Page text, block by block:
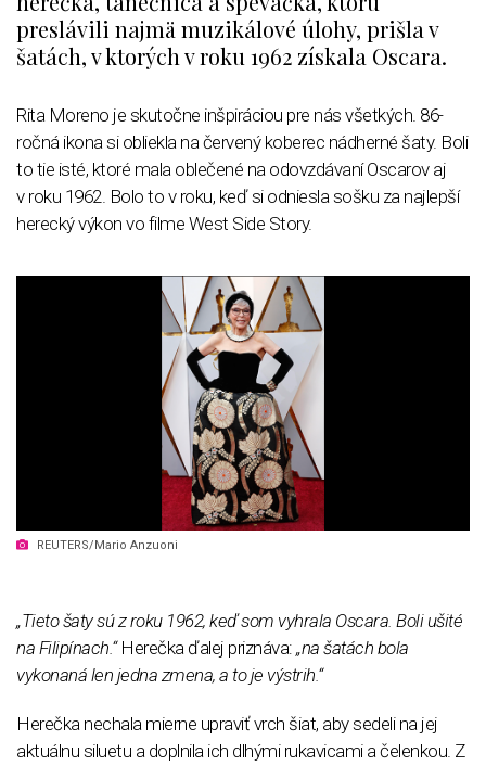
preslávili najmä muzikálové úlohy, prišla v
šatách, v ktorých v roku 1962 získala Oscara.
Rita Moreno je skutočne inšpiráciou pre nás všetkých. 86-
ročná ikona si obliekla na červený koberec nádherné šaty. Boli
to tie isté, ktoré mala oblečené na odovzdávaní Oscarov aj
v roku 1962. Bolo to v roku, keď si odniesla sošku za najlepší
herecký výkon vo filme West Side Story.
REUTERS/Mario Anzuoni
„Tieto šaty sú z roku 1962, keď som vyhrala Oscara. Boli ušité
na Filipínach.“Herečka ďalej priznáva: „na šatách bola
vykonaná len jedna zmena, a to je výstrih.“
Herečka nechala mierne upraviť vrch šiat, aby sedeli na jej
aktuálnu siluetu a doplnila ich dlhými rukavicami a čelenkou. Z